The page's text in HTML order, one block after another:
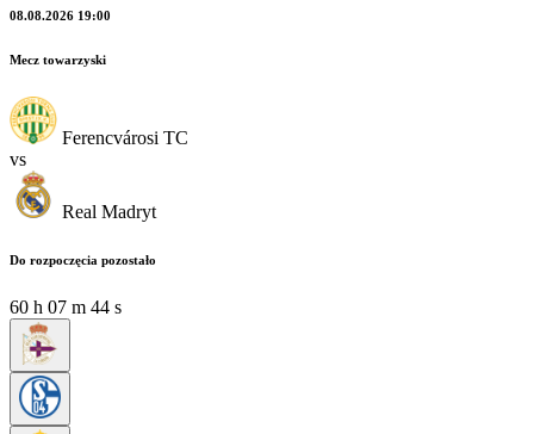
08.08.2026 19:00
Mecz towarzyski
Ferencvárosi TC
vs
Real Madryt
Do rozpoczęcia pozostało
60 h 07 m 42 s